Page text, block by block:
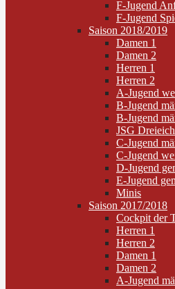
F-Jugend
F-Jugend
Saison 2018/2019
Damen 1
Damen 2
Herren 1
Herren 2
A-Jugend
B-Jugend
B-Jugend
JSG
C-Jugend
C-Jugend
D-Jugend
E-Jugend
Minis
Saison 2017/2018
Cockpit der
Herren 1
Herren 2
Damen 1
Damen 2
A-Jugend